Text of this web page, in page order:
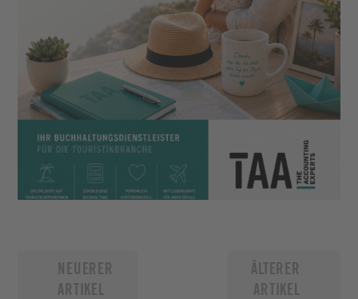
NEUERER
ARTIKEL
ÄLTERER
ARTIKEL